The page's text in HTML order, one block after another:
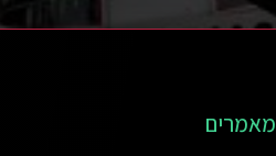
מאמרים